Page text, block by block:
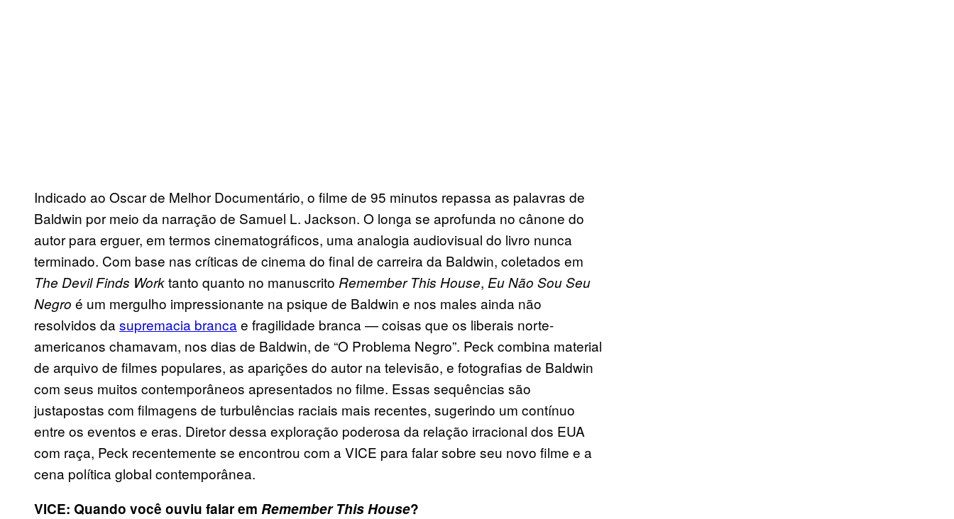
Indicado ao Oscar de Melhor Documentário, o filme de 95 minutos repassa as palavras de
Baldwin por meio da narração de Samuel L. Jackson. O longa se aprofunda no cânone do
autor para erguer, em termos cinematográficos, uma analogia audiovisual do livro nunca
terminado. Com base nas críticas de cinema do final de carreira da Baldwin, coletados em
The Devil Finds Worktanto quanto no manuscrito Remember This House, Eu Não Sou Seu
Negro é um mergulho impressionante na psique de Baldwin e nos males ainda não
resolvidos da supremacia branca e fragilidade branca — coisas que os liberais norte-
americanos chamavam, nos dias de Baldwin, de “O Problema Negro”. Peck combina material
de arquivo de filmes populares, as aparições do autor na televisão, e fotografias de Baldwin
com seus muitos contemporâneos apresentados no filme. Essas sequências são
justapostas com filmagens de turbulências raciais mais recentes, sugerindo um contínuo
entre os eventos e eras. Diretor dessa exploração poderosa da relação irracional dos EUA
com raça, Peck recentemente se encontrou com a VICE para falar sobre seu novo filme e a
cena política global contemporânea.
VICE: Quando você ouviu falar em Remember This House?